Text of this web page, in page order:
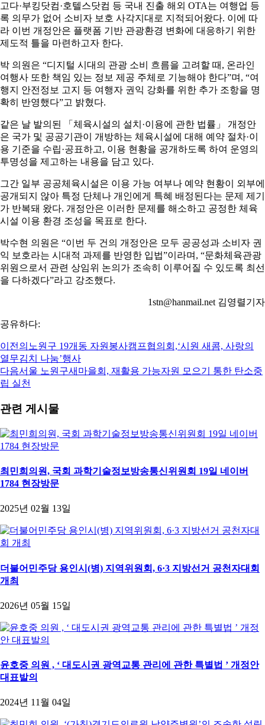
고다·부킹닷컴·호텔스닷컴 등 국내 진출 해외 OTA는 여행업 등
록 의무가 없어 소비자 보호 사각지대로 지적되어왔다. 이에 따
라 이번 개정안은 플랫폼 기반 관광환경 변화에 대응하기 위한
제도적 틀을 마련하고자 한다.
박 의원은 “디지털 시대의 관광 소비 흐름을 고려할 때, 온라인
여행사 또한 책임 있는 정보 제공 주체로 기능해야 한다”며, “여
행지 안전정보 고지 등 여행자 권익 강화를 위한 추가 조항을 명
확히 반영했다”고 밝혔다.
같은 날 발의된 「체육시설의 설치·이용에 관한 법률」 개정안
은 국가 및 공공기관이 개방하는 체육시설에 대해 예약 절차·이
용 기준을 수립·공표하고, 이용 현황을 공개하도록 하여 운영의
투명성을 제고하는 내용을 담고 있다.
그간 일부 공공체육시설은 이용 가능 여부나 예약 현황이 외부에
공개되지 않아 특정 단체나 개인에게 특혜 배정된다는 문제 제기
가 반복돼 왔다. 개정안은 이러한 문제를 해소하고 공정한 체육
시설 이용 환경 조성을 목표로 한다.
박수현 의원은 “이번 두 건의 개정안은 모두 공공성과 소비자 권
익 보호라는 시대적 과제를 반영한 입법”이라며, “문화체육관광
위원으로서 관련 상임위 논의가 조속히 이루어질 수 있도록 최선
을 다하겠다”라고 강조했다.
1stn@hanmail.net 김영렬기자
공유하다:
이전의 노원구 19개동 자원봉사캠프협의회,‘시원 새콤, 사랑의
열무김치 나눔’행사
다음서울 노원구새마을회, 재활용 가능자원 모으기 통한 탄소중
립 실천
관련 게시물
최민희의원, 국회 과학기술정보방송통신위원회 19일 네이버
1784 현장방문
2025년 02월 13일
더불어민주당 용인시(병) 지역위원회, 6·3 지방선거 공천자대회
개최
2026년 05월 15일
윤호중 의원 , ‘ 대도시권 광역교통 관리에 관한 특별법 ’ 개정안
대표발의
2024년 11월 04일